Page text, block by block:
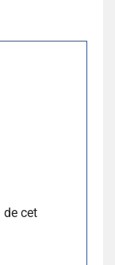
de cet